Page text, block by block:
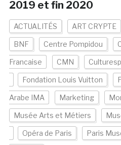
2019 et fin 2020
ACTUALITÉS ART CRYPTE
BNF Centre Pompidou
Francaise CMN
Fondation Louis Vuitton
Arabe IMA Marketing
Musée Arts et Métiers
Opéra de Paris Paris